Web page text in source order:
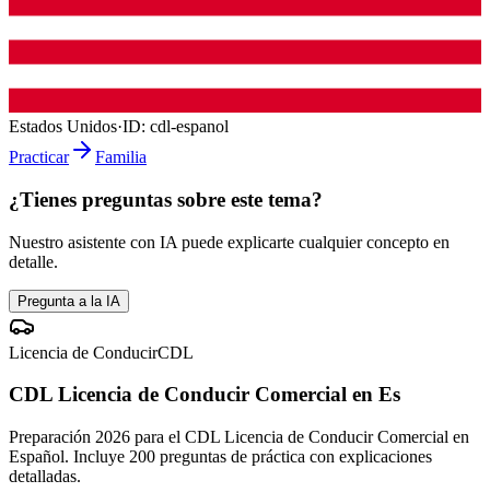
Estados Unidos·ID: cdl-espanol
Practicar
Familia
¿Tienes preguntas sobre este tema?
Nuestro asistente con IA puede explicarte cualquier concepto en
detalle.
Pregunta a la IA
Licencia de ConducirCDL
CDL Licencia de Conducir Comercial en Es
Preparación 2026 para el CDL Licencia de Conducir Comercial en
Español. Incluye 200 preguntas de práctica con explicaciones
detalladas.